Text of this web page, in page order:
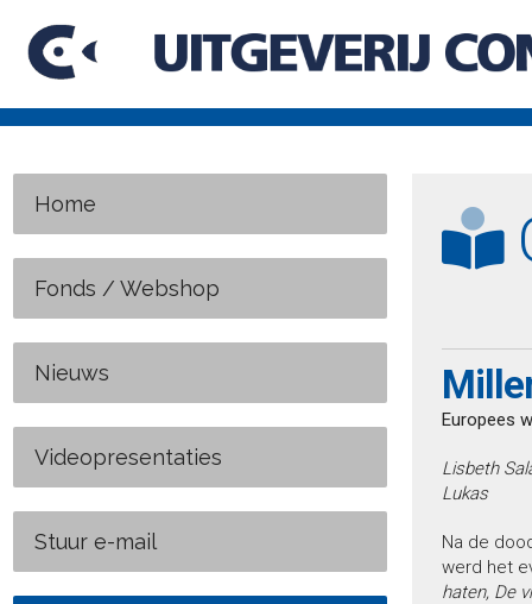
Home
Fonds / Webshop
Nieuws
Videopresentaties
Stuur e-mail
Europees
Lisbeth
Lukas
Na de
werd het
haten, De